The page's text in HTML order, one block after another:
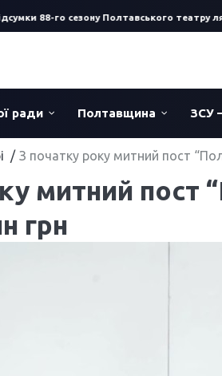
88-го сезону Полтавського театру
ради Полтавщина ЗСУ
З початку року митний пост
митний пост
грн